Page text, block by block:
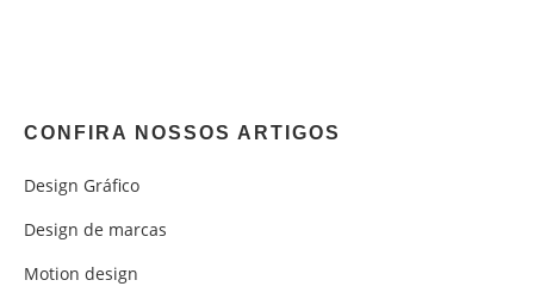
CONFIRA NOSSOS ARTIGOS
Design Gráfico
Design de marcas
Motion design